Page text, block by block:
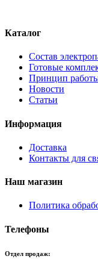
Каталог
Состав
Готовые
Принцип
Новости
Статьи
Информация
Доставка
Контакты для
Наш магазин
Политика
Телефоны
Отдел продаж: